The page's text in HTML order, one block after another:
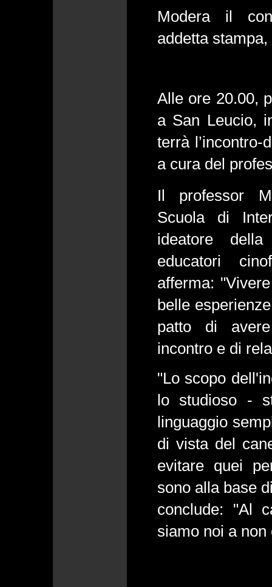
Modera il
addetta
Alle ore 20.00,
a San Leucio,
terrà l’incontro-
a cura del
Il professor
Scuola di
ideatore
educatori
afferma:
belle
patto di
incontro e di
"Lo scopo
lo studioso -
linguaggio
di vista del
evitare quei
sono alla base
conclude: "Al
siamo noi a non